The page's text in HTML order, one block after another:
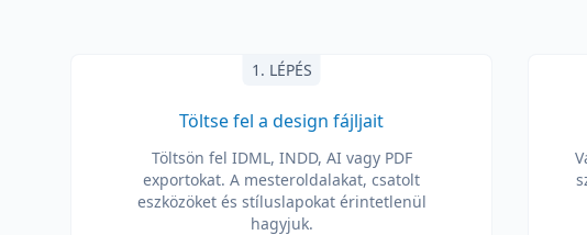
1. LÉPÉS
Töltse fel a design fájljait
Töltsön fel IDML, INDD, AI vagy PDF
exportokat. A mesteroldalakat, csatolt
eszközöket és stíluslapokat érintetlenül
hagyjuk.